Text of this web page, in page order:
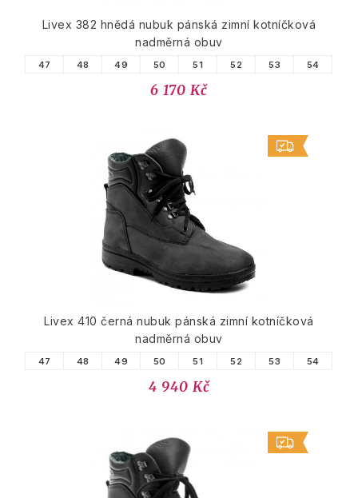
Livex 382 hnědá nubuk pánská zimní kotníčková
nadměrná obuv
47 48 49 50 51 52 53 54
6 170 Kč
Livex 410 černá nubuk pánská zimní kotníčková
nadměrná obuv
47 48 49 50 51 52 53 54
4 940 Kč